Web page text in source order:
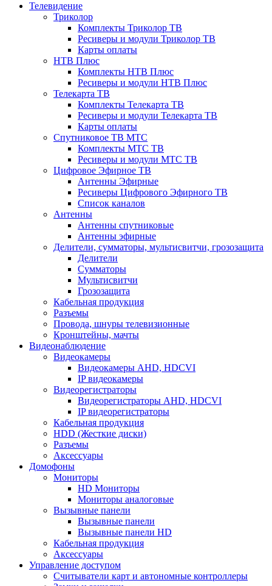
Телевидение
Триколор
Комплекты Триколор ТВ
Ресиверы и модули Триколор ТВ
Карты оплаты
НТВ Плюс
Комплекты НТВ Плюс
Ресиверы и модули НТВ Плюс
Телекарта ТВ
Комплекты Телекарта ТВ
Ресиверы и модули Телекарта ТВ
Карты оплаты
Спутниковое ТВ МТС
Комплекты МТС ТВ
Ресиверы и модули МТС ТВ
Цифровое Эфирное ТВ
Антенны Эфирные
Ресиверы Цифрового Эфирного ТВ
Список каналов
Антенны
Антенны спутниковые
Антенны эфирные
Делители, сумматоры, мультисвитчи, грозозащита
Делители
Сумматоры
Мультисвитчи
Грозозащита
Кабельная продукция
Разъемы
Провода, шнуры телевизионные
Кронштейны, мачты
Видеонаблюдение
Видеокамеры
Видеокамеры AHD, HDCVI
IP видеокамеры
Видеорегистраторы
Видеорегистраторы AHD, HDCVI
IP видеорегистраторы
Кабельная продукция
HDD (Жесткие диски)
Разъемы
Аксессуары
Домофоны
Мониторы
HD Мониторы
Мониторы аналоговые
Вызывные панели
Вызывные панели
Вызывные панели HD
Кабельная продукция
Аксессуары
Управление доступом
Считыватели карт и автономные контроллеры